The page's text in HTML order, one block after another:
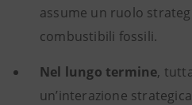
assume un ruolo
combustibili fossili.
Nel lungo termine,
un’interazione